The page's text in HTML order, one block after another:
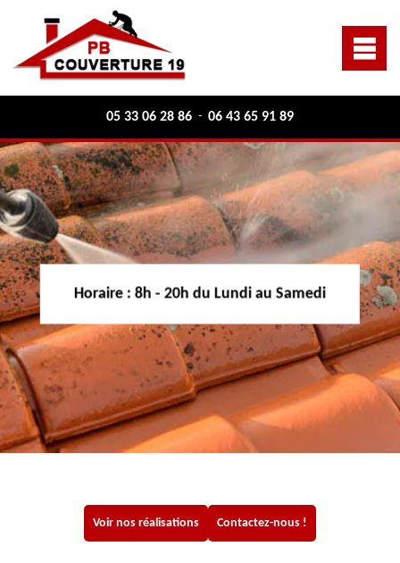
05 33 06 28 86 - 06 43 65 91 89
Horaire : 8h - 20h du Lundi au Samedi
Voir nos réalisations Contactez-nous !